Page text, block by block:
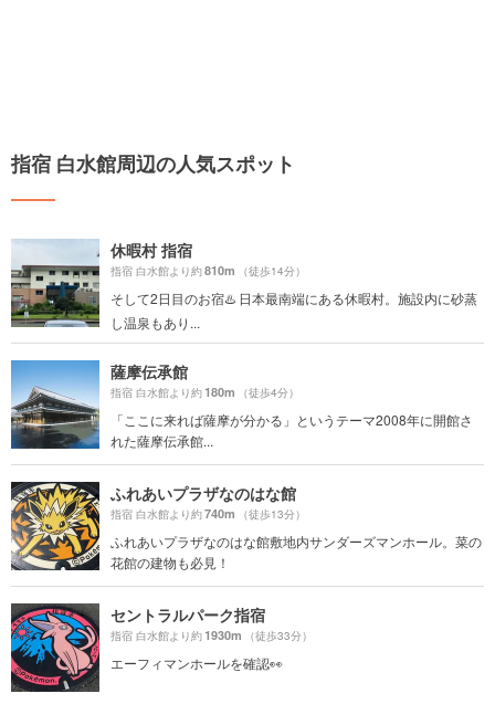
指宿 白水館周辺の人気スポット
休暇村 指宿
指宿 白水館より約810m （徒歩14分）
そして2日目のお宿♨️ 日本最南端にある休暇村。施設内に砂蒸
し温泉もあり...
薩摩伝承館
指宿 白水館より約180m （徒歩4分）
「ここに来れば薩摩が分かる」というテーマ2008年に開館さ
れた薩摩伝承館...
ふれあいプラザなのはな館
指宿 白水館より約740m （徒歩13分）
ふれあいプラザなのはな館敷地内サンダーズマンホール。菜の
花館の建物も必見！
セントラルパーク指宿
指宿 白水館より約1930m （徒歩33分）
エーフィマンホールを確認👀